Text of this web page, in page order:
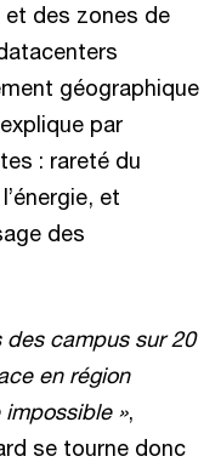
des zones de
géographique
par
: rareté du
et
des
des campus sur 20
en région
»,
se tourne donc